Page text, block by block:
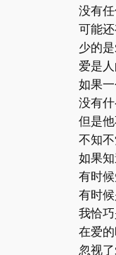
没有
可能
少的
爱是
如果
没有
但是
不知
如果
有时
有时
我恰
在爱
忽视